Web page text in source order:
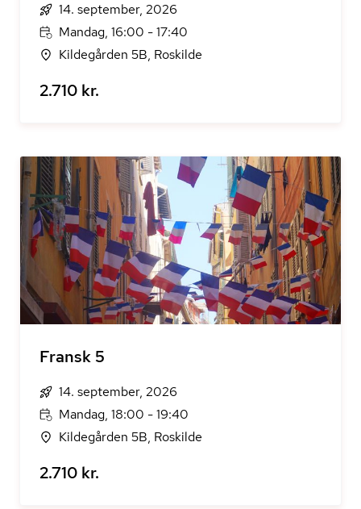
14. september, 2026
Mandag, 16:00 - 17:40
Kildegården 5B, Roskilde
2.710 kr.
Fransk 5
14. september, 2026
Mandag, 18:00 - 19:40
Kildegården 5B, Roskilde
2.710 kr.